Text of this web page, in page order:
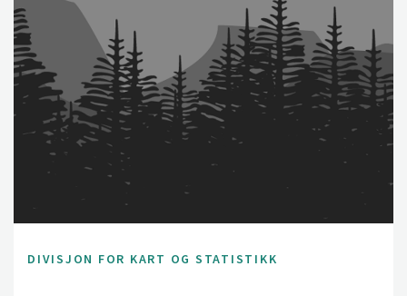
DIVISJON FOR KART OG STATISTIKK